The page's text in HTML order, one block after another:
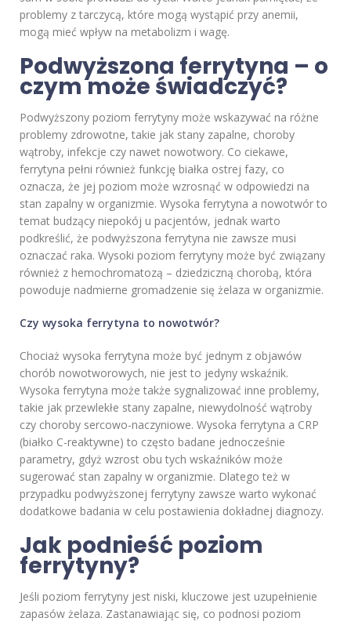
problemy z tarczycą, które mogą wystąpić przy anemii,
mogą mieć wpływ na metabolizm i wagę.
Podwyższona ferrytyna – o
czym może świadczyć?
Podwyższony poziom ferrytyny może wskazywać na różne
problemy zdrowotne, takie jak stany zapalne, choroby
wątroby, infekcje czy nawet nowotwory. Co ciekawe,
ferrytyna pełni również funkcję białka ostrej fazy, co
oznacza, że jej poziom może wzrosnąć w odpowiedzi na
stan zapalny w organizmie. Wysoka ferrytyna a nowotwór to
temat budzący niepokój u pacjentów, jednak warto
podkreślić, że podwyższona ferrytyna nie zawsze musi
oznaczać raka. Wysoki poziom ferrytyny może być związany
również z hemochromatozą – dziedziczną chorobą, która
powoduje nadmierne gromadzenie się żelaza w organizmie.
Czy wysoka ferrytyna to nowotwór?
Chociaż wysoka ferrytyna może być jednym z objawów
chorób nowotworowych, nie jest to jedyny wskaźnik.
Wysoka ferrytyna może także sygnalizować inne problemy,
takie jak przewlekłe stany zapalne, niewydolność wątroby
czy choroby sercowo-naczyniowe. Wysoka ferrytyna a CRP
(białko C-reaktywne) to często badane jednocześnie
parametry, gdyż wzrost obu tych wskaźników może
sugerować stan zapalny w organizmie. Dlatego też w
przypadku podwyższonej ferrytyny zawsze warto wykonać
dodatkowe badania w celu postawienia dokładnej diagnozy.
Jak podnieść poziom
ferrytyny?
Jeśli poziom ferrytyny jest niski, kluczowe jest uzupełnienie
zapasów żelaza. Zastanawiając się, co podnosi poziom